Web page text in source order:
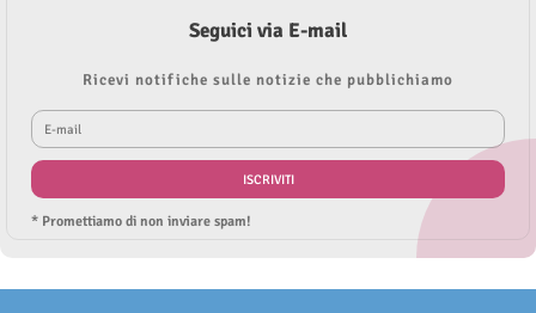
Seguici via E-mail
Ricevi notifiche sulle notizie che pubblichiamo
* Promettiamo di non inviare spam!